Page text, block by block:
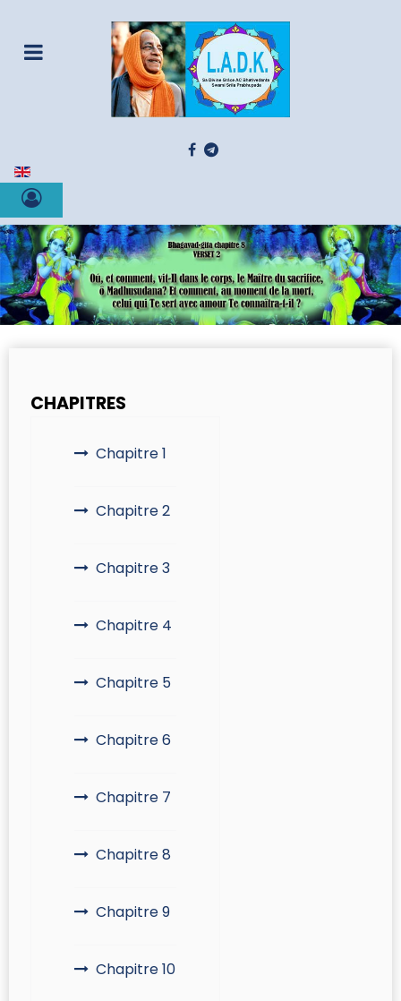
Sélectionnez votre langue
CHAPITRES
Chapitre 1
Chapitre 2
Chapitre 3
Chapitre 4
Chapitre 5
Chapitre 6
Chapitre 7
Chapitre 8
Chapitre 9
Chapitre 10